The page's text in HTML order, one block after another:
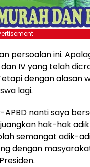
persoalan ini.
IV yang telah
dengan alasan
lagi.
nanti saya
hak-hak
semangat adik-
dengan